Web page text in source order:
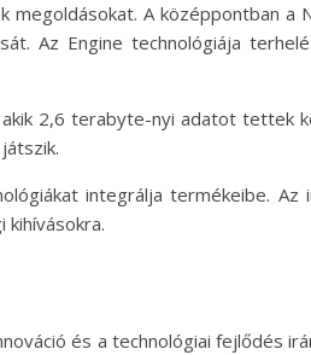
A középpontban a
Az Engine technológiája
2,6 terabyte-nyi adatot tettek
integrálja termékeibe. Az
és a technológiai fejlődés